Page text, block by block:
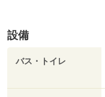
設備
バス・トイレ